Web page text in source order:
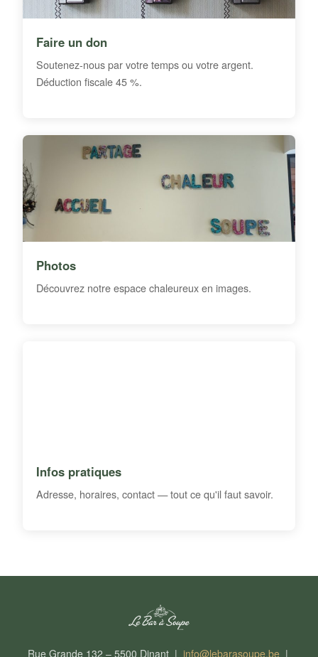
Faire un don
Soutenez-nous par votre temps ou votre argent.
Déduction fiscale 45 %.
Photos
Découvrez notre espace chaleureux en images.
Infos pratiques
Adresse, horaires, contact — tout ce qu'il faut savoir.
Rue Grande 132 – 5500 Dinant | info@lebarasoupe.be|